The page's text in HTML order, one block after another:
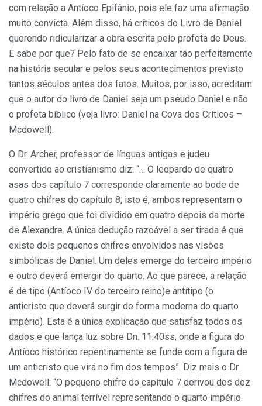
com relação a Antíoco Epifânio, pois ele faz uma afirmação
muito convicta. Além disso, há críticos do Livro de Daniel
querendo ridicularizar a obra escrita pelo profeta de Deus.
E sabe por que? Pelo fato de se encaixar tão perfeitamente
na história secular e pelos seus acontecimentos previsto
tantos séculos antes dos fatos. Muitos, por isso, acreditam
que o autor do livro de Daniel seja um pseudo Daniel e não
o profeta bíblico (veja livro: Daniel na Cova dos Críticos –
Mcdowell).
O Dr. Archer, professor de línguas antigas e judeu
convertido ao cristianismo diz: “… O leopardo de quatro
asas dos capítulo 7 corresponde claramente ao bode de
quatro chifres do capítulo 8; isto é, ambos representam o
império grego que foi dividido em quatro depois da morte
de Alexandre. A única dedução razoável a ser tirada é que
existe dois pequenos chifres envolvidos nas visões
simbólicas de Daniel. Um deles emerge do terceiro império
e outro deverá emergir do quarto. Ao que parece, a relação
é de tipo (Antíoco IV do terceiro reino)e antítipo (o
anticristo que deverá surgir de forma moderna do quarto
império). Esta é a única explicação que satisfaz todos os
dados e que lança luz sobre Dn. 11:40ss, onde a figura do
Antíoco histórico repentinamente se funde com a figura de
um anticristo que virá no fim dos tempos”. Diz mais o Dr.
Mcdowell: “O pequeno chifre do capítulo 7 derivou dos dez
chifres do animal terrível representando o quarto império.